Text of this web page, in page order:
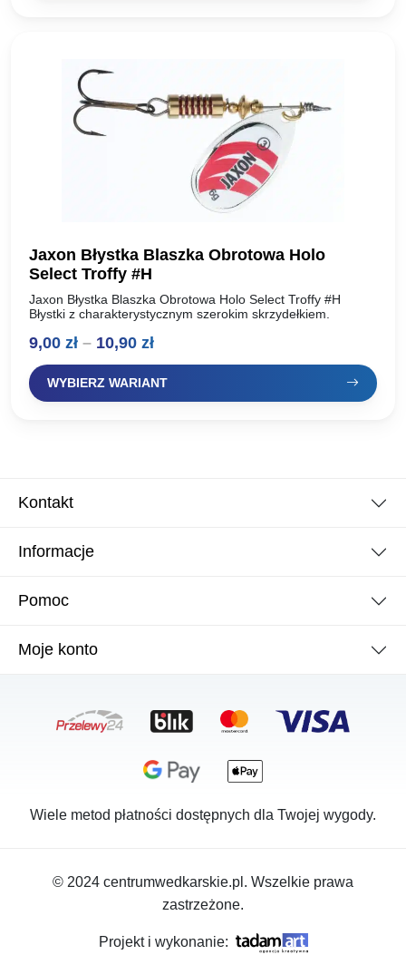
Jaxon Błystka Blaszka Obrotowa Holo
Select Troffy #H
Jaxon Błystka Blaszka Obrotowa Holo Select Troffy #H
Błystki z charakterystycznym szerokim skrzydełkiem.
9,00 zł – 10,90 złZakres
cen:
od
WYBIERZ WARIANT
Kontakt
Informacje
Pomoc
Moje konto
Wiele metod płatności dostępnych dla Twojej wygody.
© 2024 centrumwedkarskie.pl. Wszelkie prawa
zastrzeżone.
Projekt i wykonanie: